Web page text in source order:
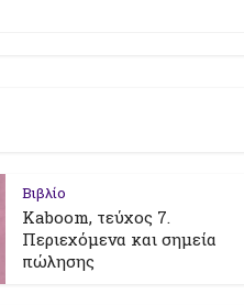
Βιβλίο
Kaboom, τεύχος 7.
Περιεχόμενα και σημεία
πώλησης